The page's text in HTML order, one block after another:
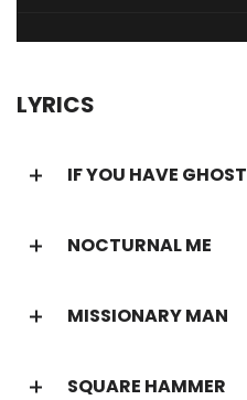
LYRICS
IF YOU HAVE GHOST
NOCTURNAL ME
MISSIONARY MAN
SQUARE HAMMER